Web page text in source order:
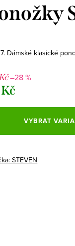
Dámské klasické
–28 %
VYBRAT
STEVEN